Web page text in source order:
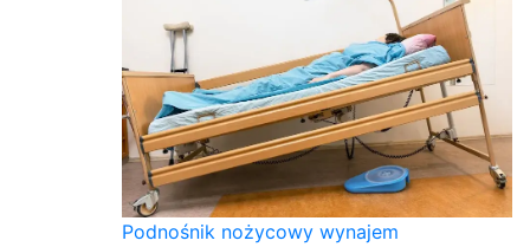
Podnośnik nożycowy wynajem